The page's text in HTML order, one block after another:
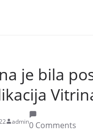
je bila
admin0 Comments